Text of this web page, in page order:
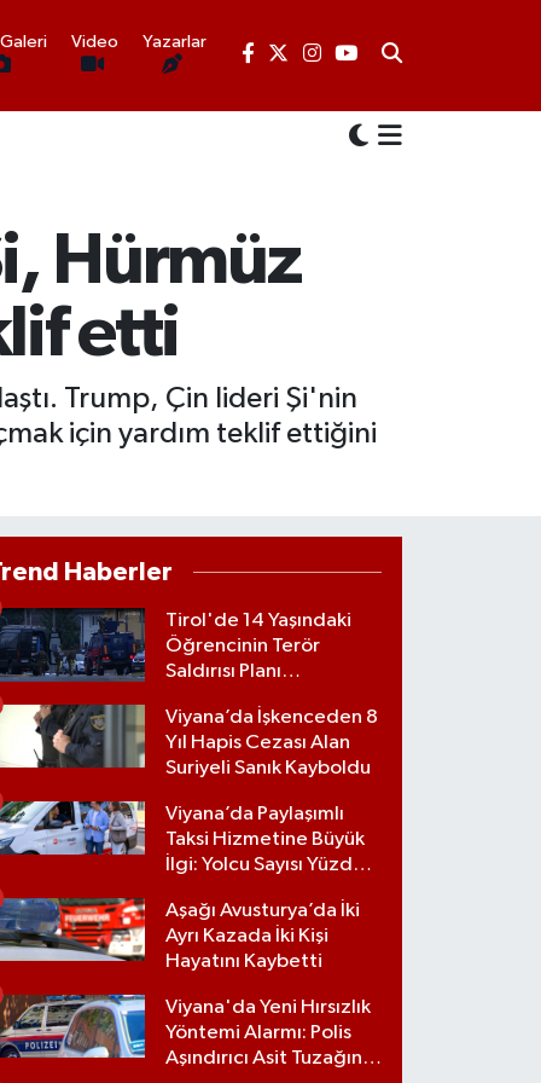
Video Yazarlar
Hürmüz
etti
Trump, Çin lideri Şi'nin
için yardım teklif ettiğini
Haberler
Tirol'de 14 Yaşındaki
Öğrencinin Terör
Saldırısı Planı
Viyana’da İşkenceden 8
Yıl Hapis Cezası Alan
Suriyeli Sanık Kayboldu
Viyana’da Paylaşımlı
Taksi Hizmetine Büyük
İlgi: Yolcu Sayısı Yüzde
Aşağı Avusturya’da İki
Ayrı Kazada İki Kişi
Hayatını Kaybetti
Viyana'da Yeni Hırsızlık
Yöntemi Alarmı: Polis
Aşındırıcı Asit Tuzağına